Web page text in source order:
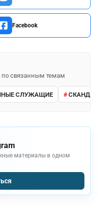
Facebook
по связанным темам
СЛУЖАЩИЕ
материалы в одном